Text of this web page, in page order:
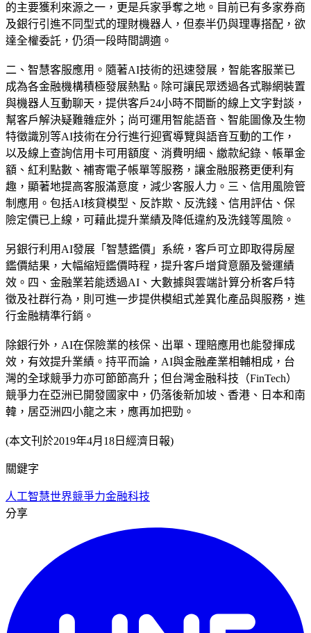
的主要獲利來源之一，更是兵家爭奪之地。目前已有多家券商
及銀行引進不同型式的理財機器人，但泰半仍與理專搭配，欲
達全權委託，仍須一段時間調適。
二、智慧客服應用。隨著AI技術的迅速發展，智能客服業已
成為各金融機構積極發展熱點。除可讓民眾透過各式聯網裝置
與機器人互動聊天，提供客戶24小時不間斷的線上文字對談，
幫客戶解決疑難雜症外；尚可運用智能語音、智能圖像及生物
特徵識別等AI技術在分行進行迎賓導覽與語音互動的工作，
以及線上查詢信用卡可用額度、消費明細、繳款紀錄、帳單金
額、紅利點數、補寄電子帳單等服務，讓金融服務更便利有
趣，顯著地提高客服滿意度，減少客服人力。三、信用風險管
制應用。包括AI核貸模型、反詐欺、反洗錢、信用評估、保
險定價已上線，可藉此提升業績及降低違約及洗錢等風險。
另銀行利用AI發展「智慧鑑價」系統，客戶可立即取得房屋
鑑價結果，大幅縮短鑑價時程，提升客戶增貸意願及營運績
效。四、金融業若能透過AI、大數據與雲端計算分析客戶特
徵及社群行為，則可進一步提供模組式差異化產品與服務，進
行金融精準行銷。
除銀行外，AI在保險業的核保、出單、理賠應用也能發揮成
效，有效提升業績。持平而論，AI與金融產業相輔相成，台
灣的全球競爭力亦可節節高升；但台灣金融科技（FinTech）
競爭力在亞洲已開發國家中，仍落後新加坡、香港、日本和南
韓，居亞洲四小龍之末，應再加把勁。
(本文刊於2019年4月18日經濟日報)
關鍵字
人工智慧世界競爭力金融科技
分享